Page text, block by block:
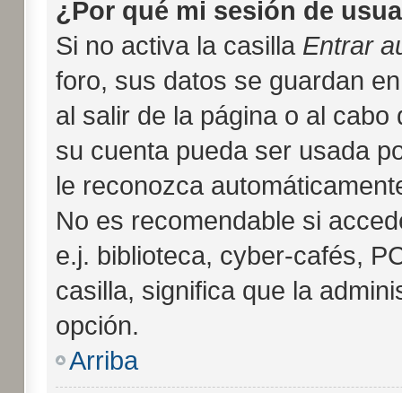
¿Por qué mi sesión de
Si no activa la casilla Entrar
foro, sus datos se guardan
al salir de la página o al
su cuenta pueda ser usada
le reconozca
No es recomendable si
e.j. biblioteca, cyber-cafés,
casilla, significa que la
opción.
Arriba